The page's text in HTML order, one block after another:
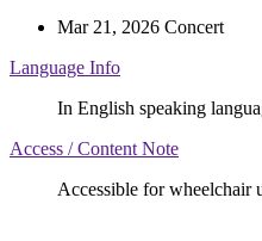
Mar 21, 2026 Concert
Language Info
In English speaking
Access / Content Note
Accessible for wheelchair